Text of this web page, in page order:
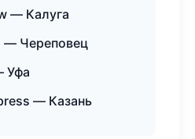
— Калуга
— Череповец
Уфа
— Казань